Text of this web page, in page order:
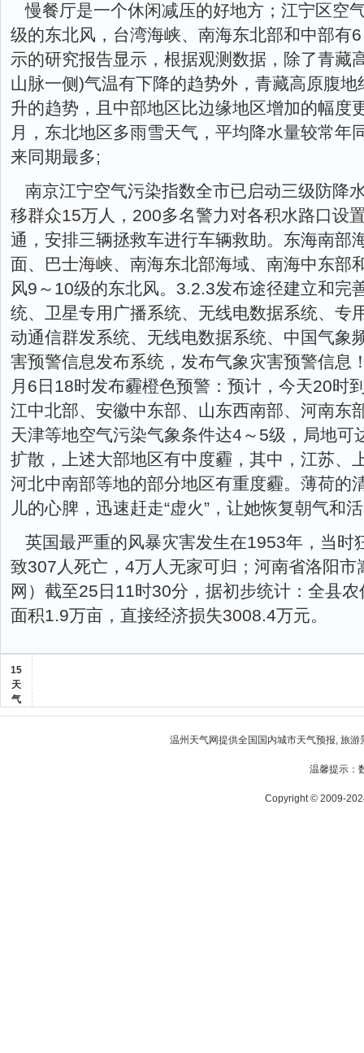
慢餐厅是一个休闲减压的好地方；江宁区空
级的东北风，台湾海峡、南海东北部和中部有
示的研究报告显示，根据观测数据，除了青藏
山脉一侧)气温有下降的趋势外，青藏高原腹
升的趋势，且中部地区比边缘地区增加的幅度
月，东北地区多雨雪天气，平均降水量较常年
来同期最多;
南京江宁空气污染指数全市已启动三级防降
移群众15万人，200多名警力对各积水路口设
通，安排三辆拯救车进行车辆救助。东海南部
面、巴士海峡、南海东北部海域、南海中东部
风9～10级的东北风。3.2.3发布途径建立和完
统、卫星专用广播系统、无线电数据系统、专
动通信群发系统、无线电数据系统、中国气象
害预警信息发布系统，发布气象灾害预警信息
月6日18时发布霾橙色预警：预计，今天20时
江中北部、安徽中东部、山东西南部、河南东
天津等地空气污染气象条件达4～5级，局地可
扩散，上述大部地区有中度霾，其中，江苏、
河北中南部等地的部分地区有重度霾。薄荷的
儿的心脾，迅速赶走“虚火”，让她恢复朝气和
英国最严重的风暴灾害发生在1953年，当时
致307人死亡，4万人无家可归；河南省洛阳
网）截至25日11时30分，据初步统计：全县
面积1.9万亩，直接经济损失3008.4万元。
15
天
气
温州天气网提供全国国内城市天气预报, 旅游
温馨提示：
Copyright © 2009-